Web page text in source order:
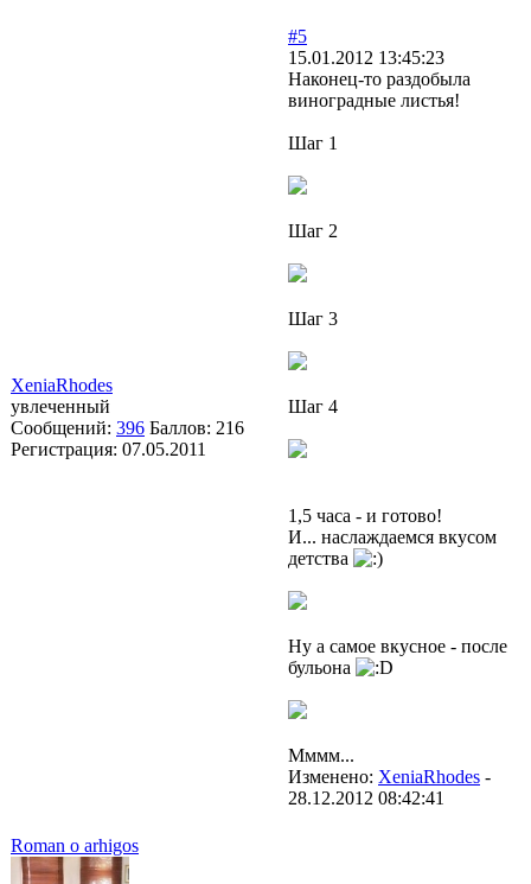
XeniaRhodes
увлеченный
Сообщений: 396 Баллов: 216
Регистрация: 07.05.2011
#5
15.01.2012 13:45:23
Наконец-то раздобыла
виноградные листья!
Шаг 1
Шаг 2
Шаг 3
Шаг 4
1,5 часа - и готово!
И... наслаждаемся вкусом
детства
Ну а самое вкусное - после
бульона
Мммм...
Изменено: XeniaRhodes -
28.12.2012 08:42:41
Roman o arhigos